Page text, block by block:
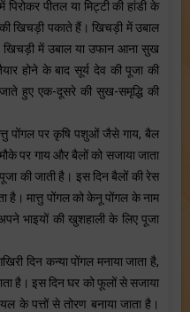
पीतल या मिट्टी की हांडी के
खिचड़ी पकाते हैं। खिचड़ी में उबाल
में उबाल या उफान आना सुख
होने के बाद सूर्य देव की पूजा की
हुए एक-दूसरे की सुख-समृद्धि की
पोंगल पर कृषि पशुओं जैसे गाय, बैल
पर गाय और बैलों को सजाया जाता
की जाती है। इस दिन बैलों की रेस
है। मात्तु पोंगल को केनू पोंगल के नाम
भाइयों की खुशहाली के लिए पूजा
दिन कन्या पोंगल मनाया जाता है,
है। इस दिन घर को फूलों से सजाया
के पत्तों से तोरण बनाया जाता है।